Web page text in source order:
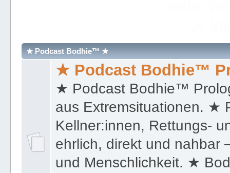
★ Podcast Bodhie™ ★
★ Podcast Bodhie™
★ Podcast Bodhie™
aus Extremsituationen. ★
Kellner:innen, Rettungs-
ehrlich, direkt und nahbar
und Menschlichkeit. ★